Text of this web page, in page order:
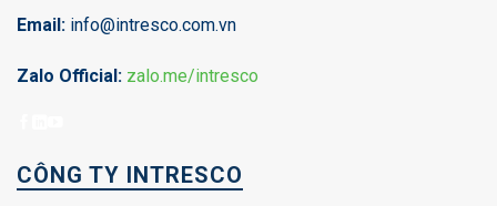
Email: info@intresco.com.vn
Zalo Official: zalo.me/intresco
CÔNG TY INTRESCO